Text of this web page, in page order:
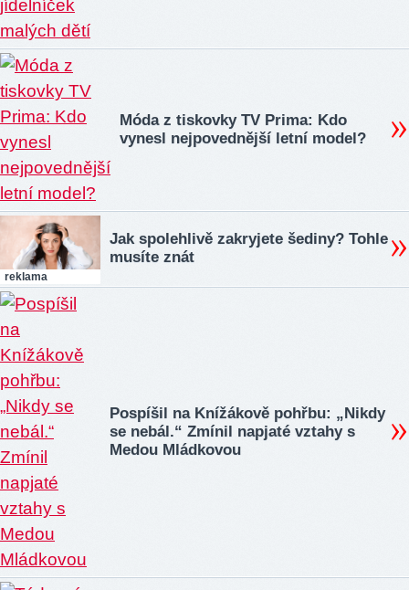
Móda z tiskovky TV Prima: Kdo
vynesl nejpovednější letní model?
reklama
Jak spolehlivě zakryjete šediny? Tohle
musíte znát
Pospíšil na Knížákově pohřbu: „Nikdy
se nebál.“ Zmínil napjaté vztahy s
Medou Mládkovou